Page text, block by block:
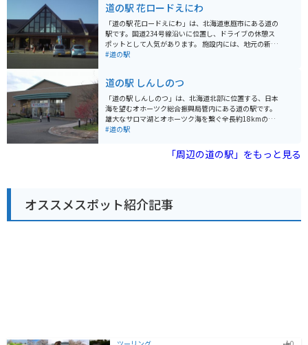
ります。 特に、オホーツク海で獲れた新鮮なホタテやカ
ニは絶品で、お土産にもおすすめです。また、レストラ
ンでは、地元産の食材をふんだんに使った料理を楽しむ
ことができます。 バイクで訪れる際は、オホーツク海の
海岸線を走る爽快なルートがおすすめです。道の駅に
沸湖など、自然豊かな観光スポットも多く、ツーリング
の拠点としてもおすすめです。
道の駅 花ロードえにわ
「道の駅 花ロードえにわ」は、北海道恵庭市にある道の
駅です。国道234号線沿いに位置し、ドライブの休憩ス
ポットとして人気があります。 施設内には、地元の新鮮
な農産物を販売する直売所や、軽食コーナー、観光案内
で訪れる場合、駐車場も広々としているので安心です。
道の駅周辺には、恵庭渓谷やえこりん村など、自然豊か
な観光スポットも点在しており、ツーリングの拠点とし
ても最適です。 恵庭市は、花の苗木の生産が盛んな地域
としても知られています。道の駅では、季節ごとに色と
#道の駅
道の駅 しんしのつ
「道の駅 しんしのつ」は、北海道北部に位置する、日本
海を望むオホーツク総合振興局管内にある道の駅です。
雄大なサロマ湖とオホーツク海を繋ぐ全長約18kmの
「ワッカサギの聖地」として知られるサロマ湖と、緑豊
する直売所があり、特にサロマ湖産のホタテやカキ、新
で訪れる場合は、オホーツク海沿岸を走る国道238号線
からアクセスできます。道の駅には広い駐車場が完備さ
れているので安心です。周辺には、サロマ湖畔をサイク
#道の駅
「周辺の道の駅」をもっと見る
オススメスポット紹介記事